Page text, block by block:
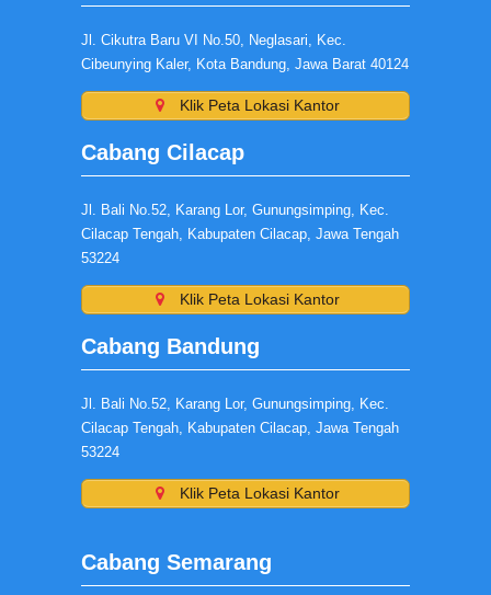
Jl. Cikutra Baru VI No.50, Neglasari, Kec.
Cibeunying Kaler, Kota Bandung, Jawa Barat 40124
Klik Peta Lokasi Kantor
Cabang Cilacap
Jl. Bali No.52, Karang Lor, Gunungsimping, Kec.
Cilacap Tengah, Kabupaten Cilacap, Jawa Tengah
53224
Klik Peta Lokasi Kantor
Cabang Bandung
Jl. Bali No.52, Karang Lor, Gunungsimping, Kec.
Cilacap Tengah, Kabupaten Cilacap, Jawa Tengah
53224
Klik Peta Lokasi Kantor
Cabang Semarang